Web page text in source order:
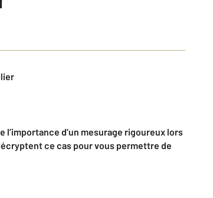
d’un mesurage rigoureux lors
ce cas pour vous permettre de